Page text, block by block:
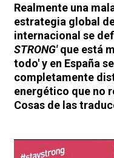
Realmente una
estrategia global
internacional se
STRONG'que está
todo' y en España
completamente
energético que no
Cosas de las